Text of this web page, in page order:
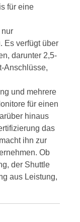
für eine
nur
Es verfügt über
darunter 2,5-
Anschlüsse,
und mehrere
für einen
hinaus
das
ihn zur
Ob
der Shuttle
aus Leistung,